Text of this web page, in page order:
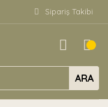
Sipariş Takibi
ARA